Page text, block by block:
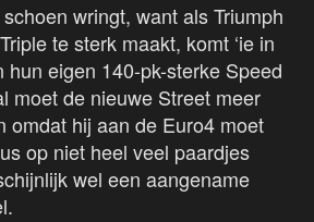
wringt, want als Triumph
te sterk maakt, komt ‘ie in
hun eigen 140-pk-sterke Speed
moet de nieuwe Street meer
omdat hij aan de Euro4 moet
op niet heel veel paardjes
wel een aangename